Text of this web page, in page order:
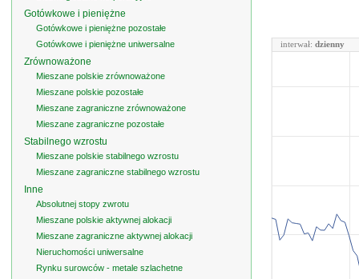
interwał: dzienny
Gotówkowe i pieniężne
Gotówkowe i pieniężne pozostałe
Gotówkowe i pieniężne uniwersalne
Zrównoważone
Mieszane polskie zrównoważone
Mieszane polskie pozostałe
Mieszane zagraniczne zrównoważone
Mieszane zagraniczne pozostałe
Stabilnego wzrostu
Mieszane polskie stabilnego wzrostu
Mieszane zagraniczne stabilnego wzrostu
Inne
Absolutnej stopy zwrotu
Mieszane polskie aktywnej alokacji
Mieszane zagraniczne aktywnej alokacji
Nieruchomości uniwersalne
Rynku surowców - metale szlachetne